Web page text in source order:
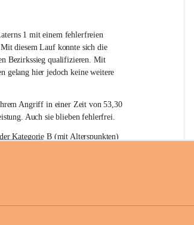
1 mit einem fehlerfreien
diesem Lauf konnte sich die
Bezirkssieg qualifizieren. Mit
gelang hier jedoch keine weitere
Angriff in einer Zeit von 53,30
Auch sie blieben fehlerfrei.
Kategorie B (mit Alterspunkten)